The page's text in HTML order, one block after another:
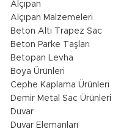
Alçıpan
Alçıpan Malzemeleri
Beton Altı Trapez Sac
Beton Parke Taşları
Betopan Levha
Boya Ürünleri
Cephe Kaplama Ürünleri
Demir Metal Sac Ürünleri
Duvar
Duvar Elemanları